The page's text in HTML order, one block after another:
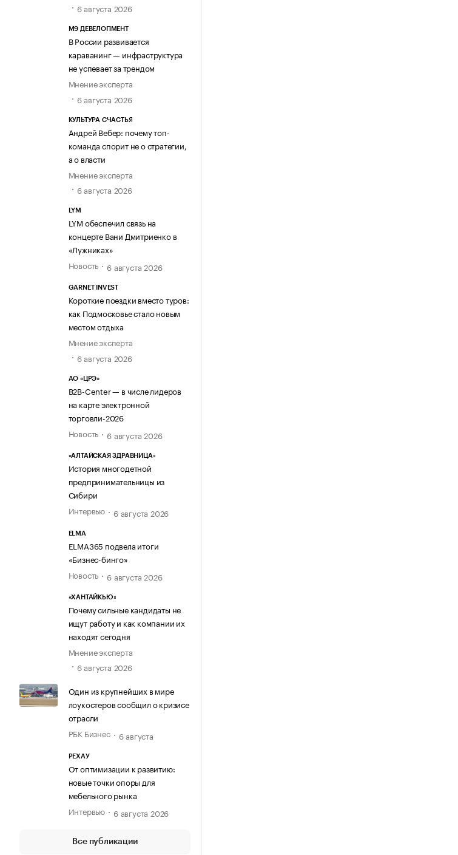
6 августа 2026
М9 ДЕВЕЛОПМЕНТ
В России развивается
караванинг — инфраструктура
не успевает за трендом
Мнение эксперта
6 августа 2026
КУЛЬТУРА СЧАСТЬЯ
Андрей Вебер: почему топ-
команда спорит не о стратегии,
а о власти
Мнение эксперта
6 августа 2026
LYM
LYM обеспечил связь на
концерте Вани Дмитриенко в
«Лужниках»
Новость
6 августа 2026
GARNET INVEST
Короткие поездки вместо туров:
как Подмосковье стало новым
местом отдыха
Мнение эксперта
6 августа 2026
АО «ЦРЭ»
B2B-Center — в числе лидеров
на карте электронной
торговли-2026
Новость
6 августа 2026
«АЛТАЙСКАЯ ЗДРАВНИЦА»
История многодетной
предпринимательницы из
Сибири
Интервью
6 августа 2026
ELMA
ELMA365 подвела итоги
«Бизнес-бинго»
Новость
6 августа 2026
«ХАНТАЙКЬЮ»
Почему сильные кандидаты не
ищут работу и как компании их
находят сегодня
Мнение эксперта
6 августа 2026
Один из крупнейших в мире
лоукостеров сообщил о кризисе
отрасли
РБК Бизнес
6 августа
РЕХАУ
От оптимизации к развитию:
новые точки опоры для
мебельного рынка
Интервью
6 августа 2026
Все публикации